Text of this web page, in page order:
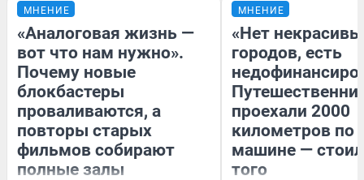
МНЕНИЕ
«Аналоговая жизнь —
вот что нам нужно».
Почему новые
блокбастеры
проваливаются, а
повторы старых
фильмов собирают
полные залы
МНЕНИЕ
«Нет
городов, есть
проехали 2000
километров по
машине —
того